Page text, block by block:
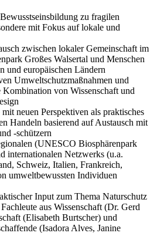
zu fragilen
mit Fokus auf lokale und
zwischen lokaler Gemeinschaft im
Großes Walsertal und Menschen
und europäischen Ländern
Umweltschutzmaßnahmen und
von Wissenschaft und
neuen Perspektiven als praktisches
Handeln basierend auf Austausch mit
-schützern
(UNESCO Biosphärenpark
internationalen Netzwerks (u.a.
Schweiz, Italien, Frankreich,
umweltbewussten Individuen
Input zum Thema Naturschutz
aus Wissenschaft (Dr. Gerd
(Elisabeth Burtscher) und
(Isadora Alves, Janine